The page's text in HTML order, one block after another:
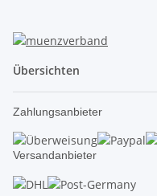
Übersichten
Zahlungsanbieter
Versandanbieter